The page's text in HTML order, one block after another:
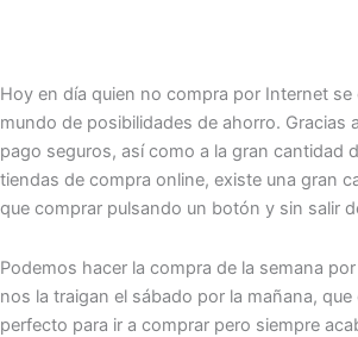
Hoy en día quien no compra por Internet
mundo de posibilidades de ahorro. Gracias
pago seguros, así como a la gran cantidad
tiendas de compra online, existe una gran
que comprar pulsando un botón y sin salir
Podemos hacer la compra de la semana
nos la traigan el sábado por la mañana,
perfecto para ir a comprar pero siempre